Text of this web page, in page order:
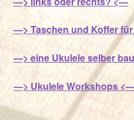
—> Taschen und Koffer
—> eine Ukulele selber
—> Ukulele Workshops